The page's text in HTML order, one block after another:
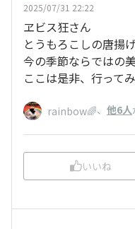
2025/07/31 22:22
ヱビス狂さん
とうもろこしの唐揚
今の季節ならではの
ここは是非、行って
rainbow🌈、 他6人
いいね